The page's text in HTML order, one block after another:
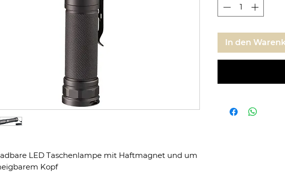
LED Taschenlampe mit Haftmagnet und um
Kopf
In den